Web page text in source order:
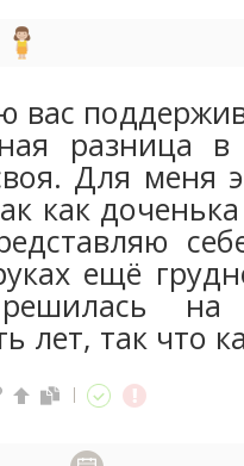
вас
разница в
Для меня
как
ещё
на
лет, так что